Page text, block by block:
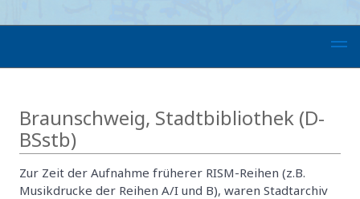
Braunschweig, Stadtbibliothek (D-
BSstb)
Zur Zeit der Aufnahme früherer RISM-Reihen (z.B.
Musikdrucke der Reihen A/I und B), waren Stadtarchiv